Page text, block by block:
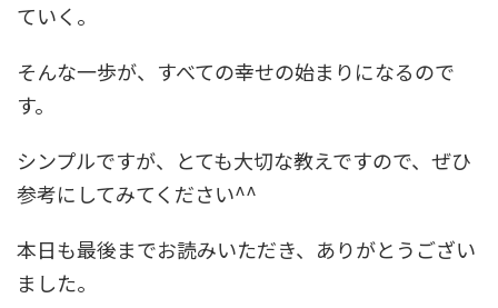
ていく。
そんな一歩が、すべての幸せの始まりになるので
す。
シンプルですが、とても大切な教えですので、ぜひ
参考にしてみてください^^
本日も最後までお読みいただき、ありがとうござい
ました。